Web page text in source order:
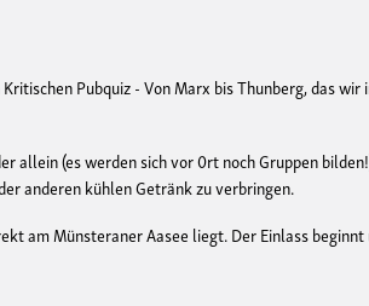
Pubquiz - Von Marx bis Thunberg, das
allein (es werden sich vor 0rt noch Gruppen
anderen kühlen Getränk zu verbringen.
am Münsteraner Aasee liegt. Der Einlass